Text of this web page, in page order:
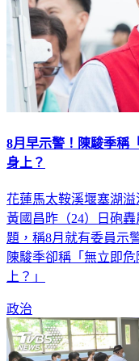
8月早示警！陳駿季稱
身上？
花蓮馬太鞍溪堰塞湖
黃國昌昨（24）日砲
題，稱8月就有委員示
陳駿季卻稱「無立即
上？」
政治